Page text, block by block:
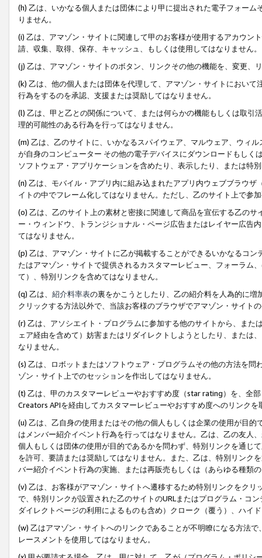
(h) 乙は、いかなる個人または団体により甲に提出された電子フォー
りません。
(i) 乙は、アマゾン・サイトに関連して甲のお客様が使用するアカウン
請、収集、取得、保存、キャッシュ、もしくは使用してはなりません。
(j) 乙は、アマゾン・サイトのボタン、リンクその他の機能を、変更、
(k) 乙は、他の個人または団体を代理して、アマゾン・サイトにおい
行為をするのを承認、支援または奨励してはなりません。
(l) 乙は、甲と乙との関係について、または何らかの機能もしくは取
理的可能性のある行為を行ってはなりません。
(m) 乙は、乙のサイトに、いかなるスパイウェア、マルウェア、ウィ
が自身のコンピューター その他の電子デバイスにダウンロードもし
ソフトウェア・アプリケーションを含めたり、表示したり、または特
(n) 乙は、モバイル・アプリ内に組み込まれたアプリ内ウェブブラウ
イトの中でフレーム化してはなりません。ただし、乙のサイト上で参
(o) 乙は、乙のサイト上の素材と密接に関連して商品を宣伝する乙の
ー・ウィンドウ、トランジショナル・ページ広告またはレイヤー広告
てはなりません。
(p) 乙は、アマゾン・サイトに乙が掲載することができるいかなるコ
たはアマゾン・サイトで提供されるカスタマーレビュー、フォーラム
て）、特別リンクを含めてはなりません。
(q) 乙は、 紹介料率表の裏をかこうとしたり、乙の紹介料を人為的に
クリックする方法以外で、当該お客様のブラウザでアマゾン・サイト
(r) 乙は、アソシエイト・プログラムに参加する他のサイトから、ま
ェア経由を含めて）妨害またはリダイレクトしようとしたり、または
なりません。
(s) 乙は、ロボットまたはソフトウェア・プログラムその他の方法を
ゾン・サイト上でのセッションを作出してはなりません。
(t) 乙は、甲のカスタマーレビューやおすすめ度（star rating）を、全
Creators APIを経由してカスタマーレビューやおすすめ度へのリンクを
(u) 乙は、乙自身の使用またはその他の個人もしくは企業の使用が目
はメンバー紹介イベント行為を行ってはなりません。乙は、乙の友人
個人もしくは団体の使用が目的であるかを問わず、特別リンクを通じ
を許可、要請または奨励してはなりません。また、乙は、特別リンク
バー紹介イベント行為の実施、または再販売もしくは（あらゆる種類
(v) 乙は、お客様がアマゾン・サイトへ遷移するため特別リンクをク
で、特別リンクが設置された乙のサイトのURLまたはプログラム・コ
ダイレクトページの利用によるものも含め）クローク（覆う）、ハイ
(w) 乙はアマゾン・サイトへのリンクであることが不明瞭になる方法
レースメントを使用してはなりません。